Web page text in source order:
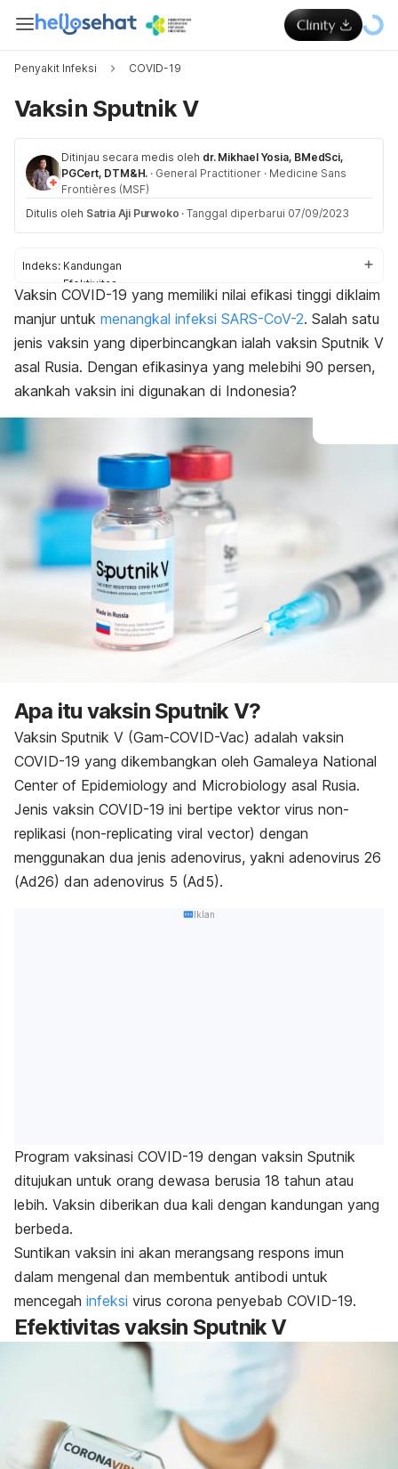
Penyakit Infeksi COVID-19
Vaksin Sputnik V
Ditinjau secara medis oleh dr. Mikhael Yosia, BMedSci,
PGCert, DTM&H. · General Practitioner · Medicine Sans
Frontières (MSF)
Ditulis oleh Satria Aji Purwoko · Tanggal diperbarui 07/09/2023
Indeks: Kandungan
Efektivitas
Dosis dan jadwal vaksin
Cara pemberian
Efek samping
Peringatan dan perhatian
Efek pada ibu hamil dan menyusui
Interaksi vaksin
Vaksin COVID-19 yang memiliki nilai efikasi tinggi diklaim
manjur untuk menangkal infeksi SARS-CoV-2. Salah satu
jenis vaksin yang diperbincangkan ialah vaksin Sputnik V
asal Rusia. Dengan efikasinya yang melebihi 90 persen,
akankah vaksin ini digunakan di Indonesia?
Apa itu vaksin Sputnik V?
Vaksin Sputnik V (Gam-COVID-Vac) adalah vaksin
COVID-19 yang dikembangkan oleh Gamaleya National
Center of Epidemiology and Microbiology asal Rusia.
Jenis vaksin COVID-19 ini bertipe vektor virus non-
replikasi (non-replicating viral vector) dengan
menggunakan dua jenis adenovirus, yakni adenovirus 26
(Ad26) dan adenovirus 5 (Ad5).
Iklan
Program vaksinasi COVID-19 dengan vaksin Sputnik
ditujukan untuk orang dewasa berusia 18 tahun atau
lebih. Vaksin diberikan dua kali dengan kandungan yang
berbeda.
Suntikan vaksin ini akan merangsang respons imun
dalam mengenal dan membentuk antibodi untuk
mencegah infeksi virus corona penyebab COVID-19.
Efektivitas vaksin Sputnik V